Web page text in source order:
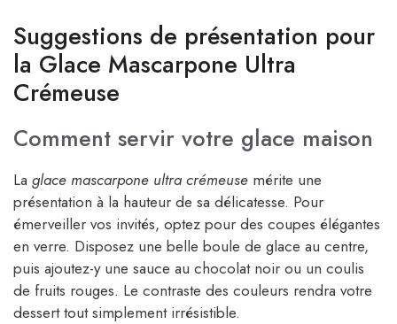
Suggestions de présentation pour
la Glace Mascarpone Ultra
Crémeuse
Comment servir votre glace maison
La glace mascarpone ultra crémeuse mérite une
présentation à la hauteur de sa délicatesse. Pour
émerveiller vos invités, optez pour des coupes élégantes
en verre. Disposez une belle boule de glace au centre,
puis ajoutez-y une sauce au chocolat noir ou un coulis
de fruits rouges. Le contraste des couleurs rendra votre
dessert tout simplement irrésistible.